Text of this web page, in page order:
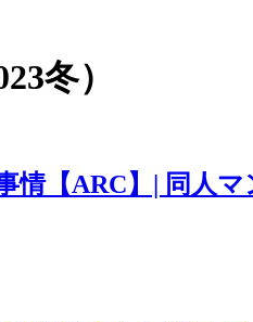
冬）
情【ARC】| 同人マ